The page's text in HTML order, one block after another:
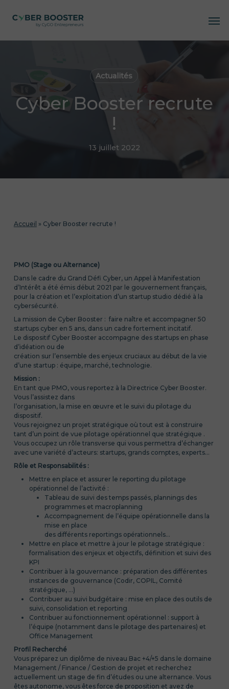
main
Actualités
Cyber Booster recrute
!
13 juillet 2022
Accueil » Cyber Booster recrute !
PMO (Stage ou Alternance)
Dans le cadre du Grand Défi Cyber, un Appel à Manifestation
d’Intérêt a été émis début 2021 par le gouvernement français,
pour la création et l’exploitation d’un startup studio dédié à la
cybersécurité.
La mission de Cyber Booster : faire naître et accompagner 50
startups cyber en 5 ans, dans un cadre fortement incitatif.
Le dispositif Cyber Booster accompagne des startups en phase
d’idéation ou de
création sur l’ensemble des enjeux cruciaux au début de la vie
d’une startup : équipe, marché, technologie.
Mission :
En tant que PMO, vous reportez à la Directrice Cyber Booster.
Vous l’assistez dans
l’organisation, la mise en œuvre et le suivi du pilotage du
dispositif.
Vous rejoignez un projet stratégique où tout est à construire
tant d’un point de vue pilotage opérationnel que stratégique .
Vous occupez un rôle transverse qui vous permettra d’échanger
avec une variété d’acteurs: startups, grands comptes, experts…
Rôle et Responsabilités :
Mettre en place et assurer le reporting du pilotage
opérationnel de l’activité :
Tableau de suivi des temps passés, plannings des
programmes et macroplanning
Accompagnement de l’équipe opérationnelle dans la
mise en place
des différents reportings opérationnels…
Mettre en place et mettre à jour le pilotage stratégique :
formalisation des enjeux et objectifs, définition et suivi des
KPI
Contribuer à la gouvernance : préparation des différentes
instances de gouvernance (Codir, COPIL, Comité
stratégique, …)
Contribuer au suivi budgétaire : mise en place des outils de
suivi, consolidation et reporting
Contribuer au fonctionnement opérationnel : support à
l’équipe (notamment dans le pilotage des partenaires) et
Office Management
Profil Recherché
Vous préparez un diplôme de niveau Bac +4/+5 dans le domaine
Management / Finance / Gestion de projet et recherchez
actuellement un stage de fin d’études ou une alternance. Vous
êtes autonome, vous êtes force de proposition et avez de